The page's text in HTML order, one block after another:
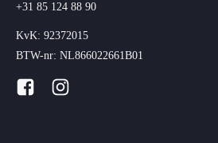
+31 85 124 88 90
KvK: 92372015
BTW-nr: NL866022661B01